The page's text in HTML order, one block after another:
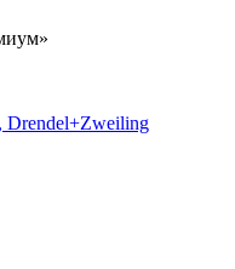
Drendel+Zweiling